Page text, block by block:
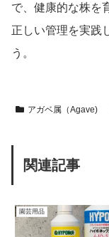
で、健康的な株を
正しい管理を実践
う。
アガベ属（Agave)
関連記事
園芸用品